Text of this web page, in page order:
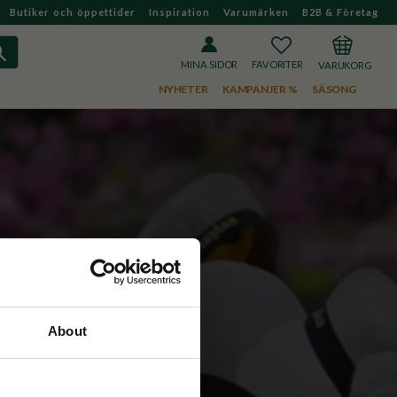
About
Butiker och öppettider Inspiration Varumärken B2B & Företag
MINA SIDOR
FAVORITERKUNDVAGN
NYHETER KAMPANJER % SÄSONG
i kassan.